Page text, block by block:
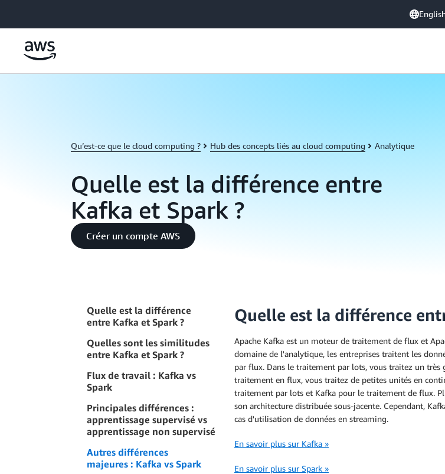
Qu’est-ce que le cloud computing ? Hub des concepts liés au cloud computing Analytique
Quelle est la différence entre
Kafka et Spark ?
Créer un compte AWS
Quelle est la différence
entre Kafka et Spark ?
Quelles sont les similitudes
entre Kafka et Spark ?
Flux de travail : Kafka vs
Spark
Principales différences :
apprentissage supervisé vs
apprentissage non supervisé
Autres différences
majeures : Kafka vs Spark
Quelle est la différence
Apache Kafka est un moteur de traitement de flux et
domaine de l'analytique, les entreprises traitent les
par flux. Dans le traitement par lots, vous traitez un très
traitement en flux, vous traitez de petites unités en
traitement par lots et Kafka pour le traitement de flux.
son architecture distribuée sous-jacente. Cependant,
cas d'utilisation de données en streaming.
En savoir plus sur Kafka »
En savoir plus sur Spark »